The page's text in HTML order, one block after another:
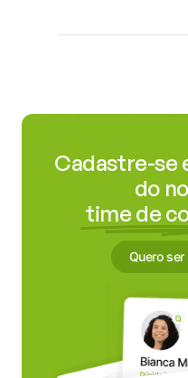
Cadastre-se
do
time de
Quero